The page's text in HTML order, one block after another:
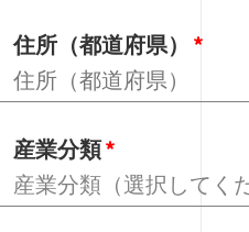
住所（都道府県）
産業分類